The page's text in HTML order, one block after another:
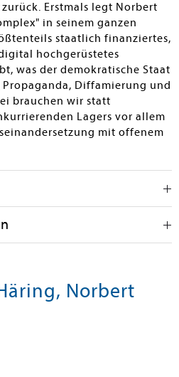
Erstmals legt Norbert
in seinem ganzen
staatlich finanziertes,
hochgerüstetes
was der demokratische Staat
Diffamierung und
brauchen wir statt
Lagers vor allem
mit offenem
Norbert